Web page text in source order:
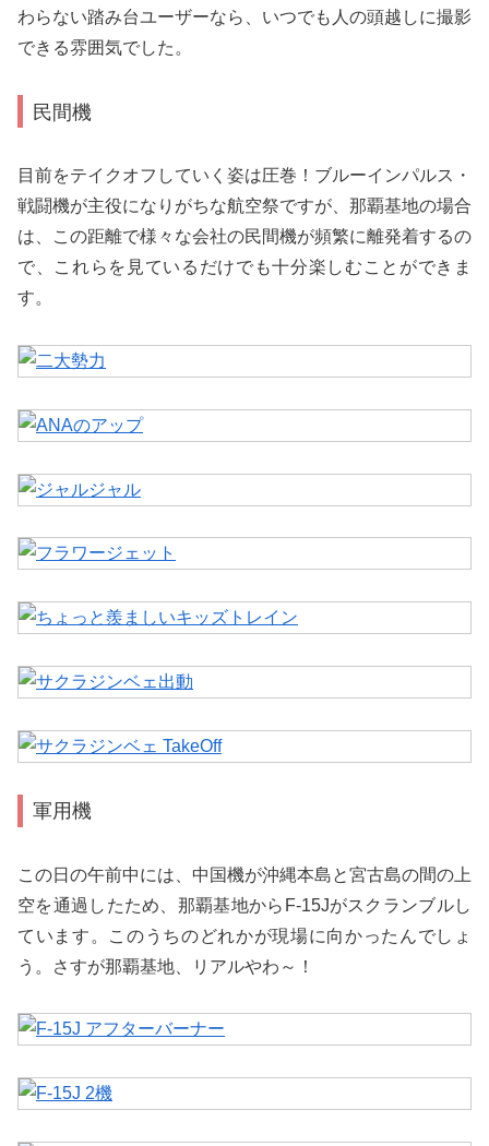
わらない踏み台ユーザーなら、いつでも人の頭越しに撮影
できる雰囲気でした。
民間機
目前をテイクオフしていく姿は圧巻！ブルーインパルス・
戦闘機が主役になりがちな航空祭ですが、那覇基地の場合
は、この距離で様々な会社の民間機が頻繁に離発着するの
で、これらを見ているだけでも十分楽しむことができま
す。
軍用機
この日の午前中には、中国機が沖縄本島と宮古島の間の上
空を通過したため、那覇基地からF-15Jがスクランブルし
ています。このうちのどれかが現場に向かったんでしょ
う。さすが那覇基地、リアルやわ～！